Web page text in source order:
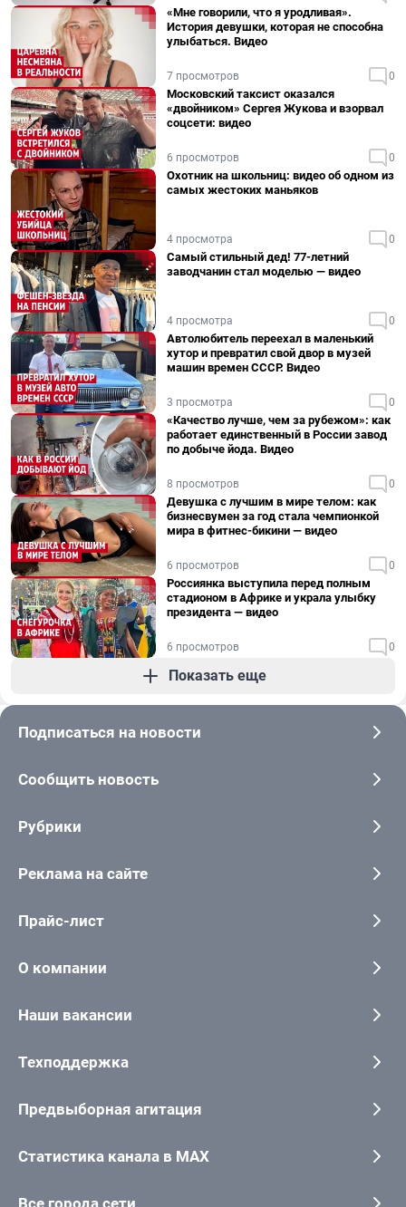
«Мне говорили, что я уродливая».
История девушки, которая не способна
улыбаться. Видео
7 просмотров 0
Московский таксист оказался
«двойником» Сергея Жукова и взорвал
соцсети: видео
6 просмотров 0
Охотник на школьниц: видео об одном из
самых жестоких маньяков
4 просмотра 0
Самый стильный дед! 77-летний
заводчанин стал моделью — видео
4 просмотра 0
Автолюбитель переехал в маленький
хутор и превратил свой двор в музей
машин времен СССР. Видео
3 просмотра 0
«Качество лучше, чем за рубежом»: как
работает единственный в России завод
по добыче йода. Видео
8 просмотров 0
Девушка с лучшим в мире телом: как
бизнесвумен за год стала чемпионкой
мира в фитнес-бикини — видео
6 просмотров 0
Россиянка выступила перед полным
стадионом в Африке и украла улыбку
президента — видео
6 просмотров 0
Показать еще
Подписаться на новости
Сообщить новость
Рубрики
Реклама на сайте
Прайс-лист
О компании
Наши вакансии
Техподдержка
Предвыборная агитация
Статистика канала в MAX
Все города сети